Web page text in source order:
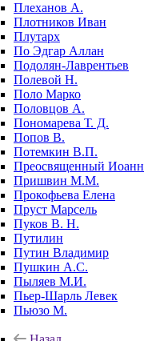
Плеханов А.
Плотников Иван
Плутарх
По Эдгар Аллан
Подолян-Лаврентьев
Полевой Н.
Поло Марко
Половцов А.
Пономарева Т. Д.
Попов В.
Потемкин В.П.
Преосвященный Иоанн
Пришвин М.М.
Прокофьева Елена
Пруст Марсель
Пуков В. Н.
Путилин
Путин Владимир
Пушкин А.С.
Пыляев М.И.
Пьер-Шарль Левек
Пьюзо М.